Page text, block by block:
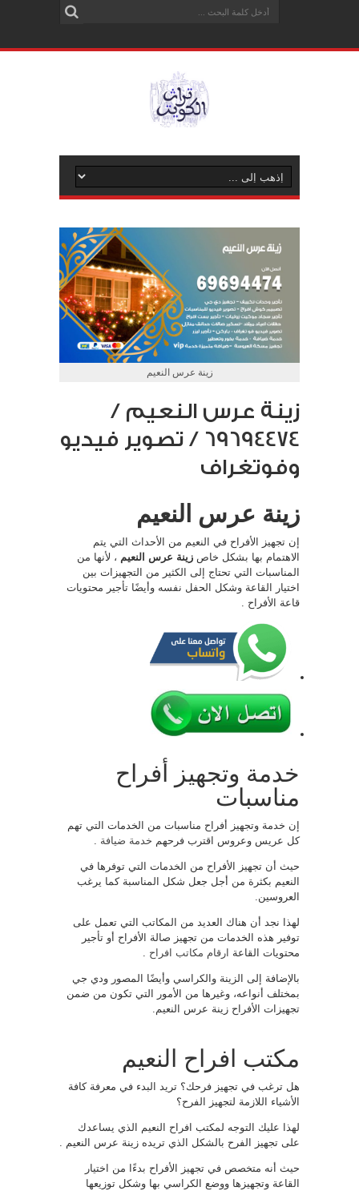
زينة عرس النعيم
زينة عرس النعيم /
69694474 / تصوير فيديو
وفوتغراف
زينة عرس النعيم
إن تجهيز الأفراح في النعيم من الأحداث التي يتم
الاهتمام بها بشكل خاص زينة عرس النعيم ، لأنها من
المناسبات التي تحتاج إلى الكثير من التجهيزات بين
اختيار القاعة وشكل الحفل نفسه وأيضًا تأجير محتويات
قاعة الأفراح .
خدمة وتجهيز أفراح
مناسبات
إن خدمة وتجهيز أفراح مناسبات من الخدمات التي تهم
كل عريس وعروس اقترب فرحهم خدمة ضيافة
حيث أن تجهيز الأفراح من الخدمات التي توفرها في
النعيم بكثرة من أجل جعل شكل المناسبة كما يرغب
العروسين.
لهذا نجد أن هناك العديد من المكاتب التي تعمل على
توفير هذه الخدمات من تجهيز صالة الأفراح أو تأجير
محتويات القاعة ارقام مكاتب افراح
بالإضافة إلى الزينة والكراسي وأيضًا المصور ودي جي
بمختلف أنواعه، وغيرها من الأمور التي تكون من ضمن
تجهيزات الأفراح زينة عرس النعيم.
مكتب افراح النعيم
هل ترغب في تجهيز فرحك؟ تريد البدء في معرفة كافة
الأشياء اللازمة لتجهيز الفرح؟
لهذا عليك التوجه لمكتب افراح النعيم الذي يساعدك
على تجهيز الفرح بالشكل الذي تريده زينة عرس النعيم .
حيث أنه متخصص في تجهيز الأفراح بدءًا من اختيار
القاعة وتجهيزها ووضع الكراسي بها وشكل توزيعها